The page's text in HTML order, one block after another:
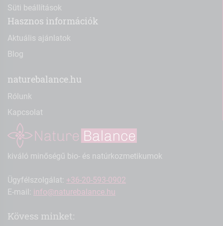
Süti beállítások
Hasznos információk
Aktuális ajánlatok
Blog
naturebalance.hu
Rólunk
Kapcsolat
kiváló minőségű bio- és natúrkozmetikumok
Ügyfélszolgálat: +36-20-593-0902
E-mail: info@naturebalance.hu
Kövess minket: